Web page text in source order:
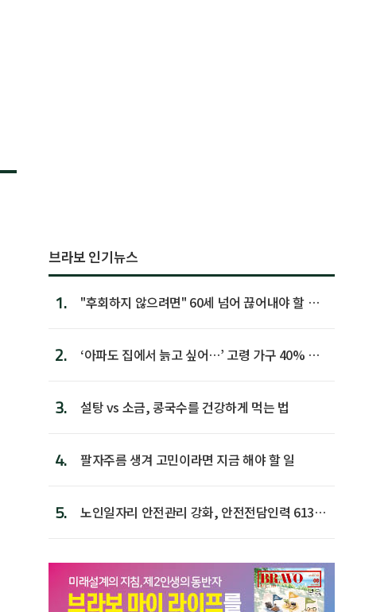
브라보 인기뉴스
1.
"후회하지 않으려면" 60세 넘어 끊어내야 할 사
2.
‘아파도 집에서 늙고 싶어…’ 고령 가구 40% 노
3. 설탕 vs 소금, 콩국수를 건강하게 먹는 법
4. 팔자주름 생겨 고민이라면 지금 해야 할 일
5.
노인일자리 안전관리 강화, 안전전담인력 613명